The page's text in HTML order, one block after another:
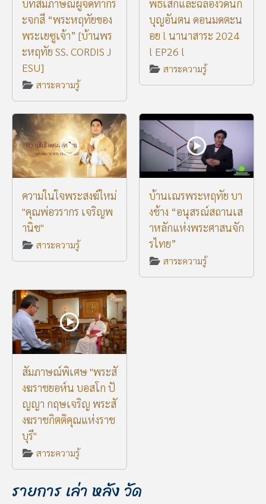
บทสัมภาษณ์ผู้จัดทำกร
ะจกสี “พระหฤทัยของ
พระเยซูเจ้า” [บ้านพร
ะหฤทัย SS. CORDIS J
ESU]
สาระความรู้
พิธีเสกและฉลองวัดนัก
บุญอันตน ดอนมดตะน
อย l นานาสาระ 2024
l EP26 l
สาระความรู้
ความในใจพระสงฆ์ใหม่
"คุณพ่อวรากร เจริญพ
านิช"
สาระความรู้
บ้านเณรพระหฤทัย บา
งช้าง “อนุสรณ์สถานเส
าหลักแห่งพระศาสนจัก
รไทย”
สาระความรู้
สัมภาษณ์พิเศษ "พระสั
งฆราชยอห์น บอสโก ปั
ญญา กฤษเจริญ พระสั
งฆราชกิตติคุณแห่งราช
บุรี"
สาระความรู้
รายการ เล่า หลัง วัด